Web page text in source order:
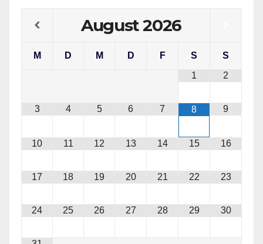
August2026
M D M D F S
S
1
2
3 4 5 6 7 8 9
10 11 12 13 14 15 16
17 18 19 20 21 22 23
24 25 26 27 28 29 30